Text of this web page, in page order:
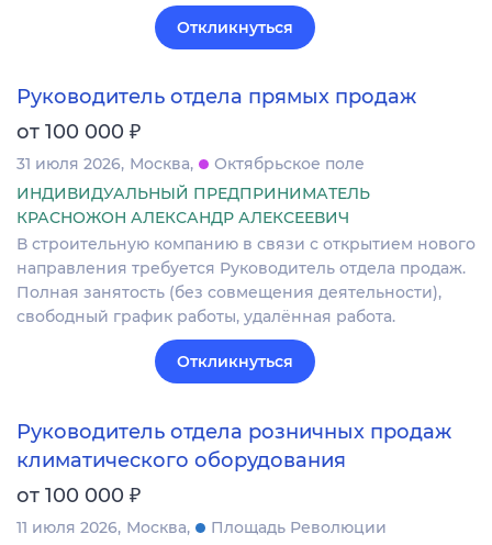
Откликнуться
Руководитель отдела прямых продаж
от 100 000 ₽
31 июля 2026 Москва
Октябрьское поле
ИНДИВИДУАЛЬНЫЙ ПРЕДПРИНИМАТЕЛЬ
КРАСНОЖОН АЛЕКСАНДР АЛЕКСЕЕВИЧ
В строительную компанию в связи с открытием нового
направления требуется Руководитель отдела продаж.
Полная занятость (без совмещения деятельности),
свободный график работы, удалённая работа.
Откликнуться
Руководитель отдела розничных продаж
климатического оборудования
от 100 000 ₽
11 июля 2026 Москва
Площадь Революции